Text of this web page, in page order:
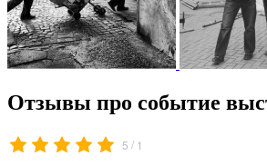
Отзывы про событие
5 / 1